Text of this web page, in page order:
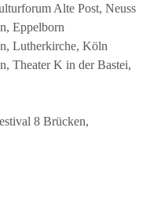
Alte Post, Neuss
Eppelborn
Lutherkirche, Köln
Theater K in der Bastei,
8 Brücken,